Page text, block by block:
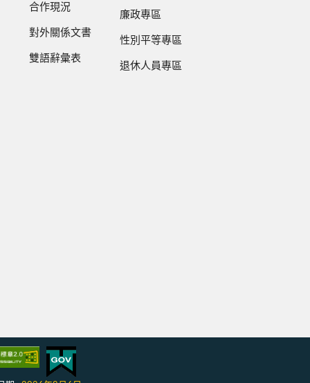
合作現況
對外關係文書
雙語辭彙表
廉政專區
性別平等專區
退休人員專區